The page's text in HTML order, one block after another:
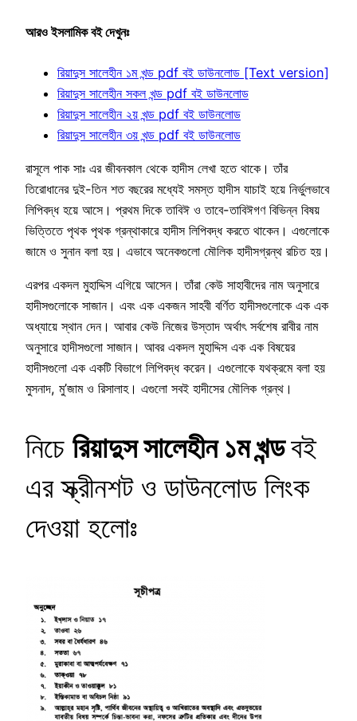
আরও ইসলামিক বই দেখুনঃ
রিয়াদুস সালেহীন ১ম খন্ড pdf বই ডাউনলোড [Text version]
রিয়াদুস সালেহীন সকল খন্ড pdf বই ডাউনলোড
রিয়াদুস সালেহীন ২য় খন্ড pdf বই ডাউনলোড
রিয়াদুস সালেহীন ৩য় খন্ড pdf বই ডাউনলোড
রাসূলে পাক সাঃ এর জীবনকাল থেকে হাদীস লেখা হতে থাকে। তাঁর
তিরোধানের দুই-তিন শত বছরের মধ্যেই সমস্ত হাদীস যাচাই হয়ে নির্ভুলভাবে
লিপিবদ্ধ হয়ে আসে। প্রথম দিকে তাবিঈ ও তাবে-তাবিঈগণ বিভিন্ন বিষয়
ভিত্তিতে পৃথক পৃথক গ্রন্থাকারে হাদীস লিপিবদ্ধ করতে থাকেন। এগুলোকে
জামে ও সুনান বলা হয়। এভাবে অনেকগুলো মৌলিক হাদীসগ্রন্থ রচিত হয়।
এরপর একদল মুহাদ্দিস এগিয়ে আসেন। তাঁরা কেউ সাহাবীদের নাম অনুসারে
হাদীসগুলোকে সাজান। এবং এক একজন সাহবী বর্ণিত হাদীসগুলোকে এক এক
অধ্যায়ে স্থান দেন। আবার কেউ নিজের উস্তাদ অর্থাৎ সর্বশেষ রাবীর নাম
অনুসারে হাদীসগুলো সাজান। আবর একদল মুহাদ্দিস এক এক বিষয়ের
হাদীসগুলো এক একটি বিভাগে লিপিবদ্ধ করেন। এগুলোকে যথক্রমে বলা হয়
মুসনাদ, মু’জাম ও রিসালাহ। এগুলো সবই হাদীসের মৌলিক গ্রন্থ।
নিচে রিয়াদুস সালেহীন ১ম খন্ডবই
এর স্ক্রীনশট ও ডাউনলোড লিংক
দেওয়া হলোঃ